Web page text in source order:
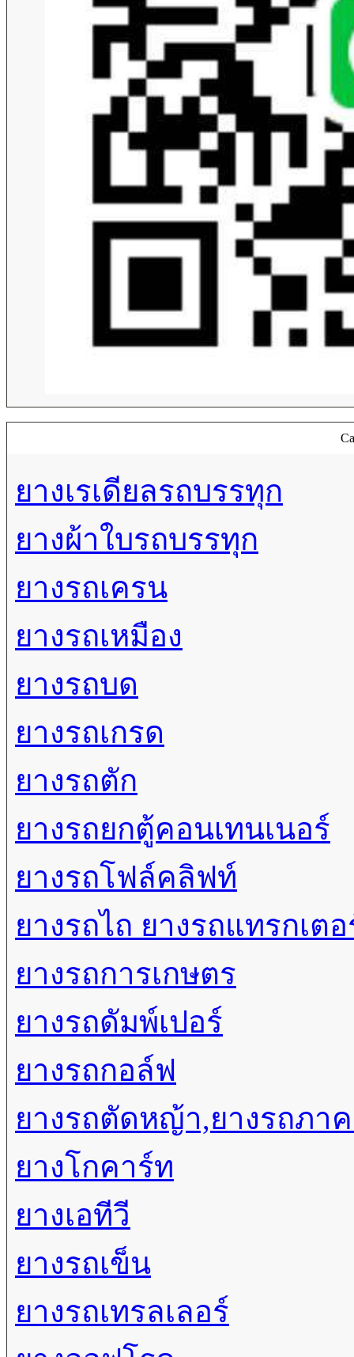
ยางเรเดียลรถบรรทุก
ยางผ้าใบรถบรรทุก
ยางรถเครน
ยางรถเหมือง
ยางรถบด
ยางรถเกรด
ยางรถตัก
ยางรถยกตู้คอนเทนเนอร์
ยางรถโฟล์คลิฟท์
ยางรถไถ ยางรถแทรกเตอ
ยางรถการเกษตร
ยางรถดัมพ์เปอร์
ยางรถกอล์ฟ
ยางรถตัดหญ้า,ยางรถภา
ยางโกคาร์ท
ยางเอทีวี
ยางรถเข็น
ยางรถเทรลเลอร์